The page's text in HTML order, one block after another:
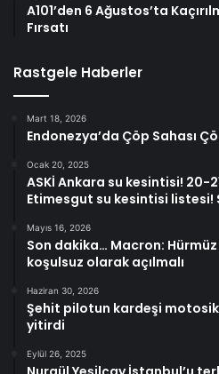
A101’den 6 Ağustos’ta
Fırsatı
Rastgele Haberler
Mart 18, 2026
Endonezya’da Çöp Sahası
Ocak 20, 2025
ASKİ Ankara su kesintisi! 20-
Etimesgut su kesintisi listesi!
Mayıs 16, 2026
Son dakika… Macron: Hürmüz
koşulsuz olarak açılmalı
Haziran 30, 2026
Şehit pilotun kardeşi
yitirdi
Eylül 26, 2025